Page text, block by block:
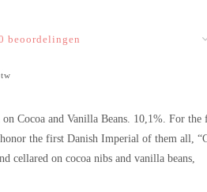
beoordelingen
Cocoa and Vanilla Beans. 10,1%. For
the first Danish Imperial of them all,
cellared on cocoa nibs and vanilla beans,